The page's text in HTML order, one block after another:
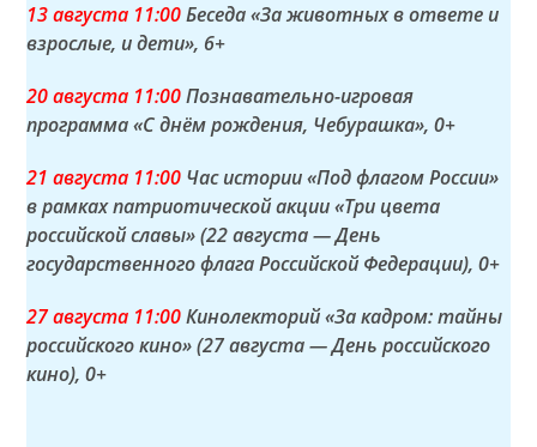
13 августа 11:00Беседа «За животных в ответе и
взрослые, и дети», 6+
20 августа 11:00Познавательно-игровая
программа «С днём рождения, Чебурашка», 0+
21 августа 11:00 Час истории «Под флагом России»
в рамках патриотической акции «Три цвета
российской славы» (22 августа — День
государственного флага Российской Федерации), 0+
27 августа 11:00Кинолекторий «За кадром: тайны
российского кино» (27 августа — День российского
кино), 0+